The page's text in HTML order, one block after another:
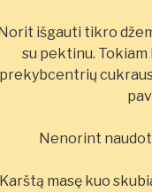
išgauti tikro
su pektinu.
prekybcentrių
Nenorint
Karštą masę kuo